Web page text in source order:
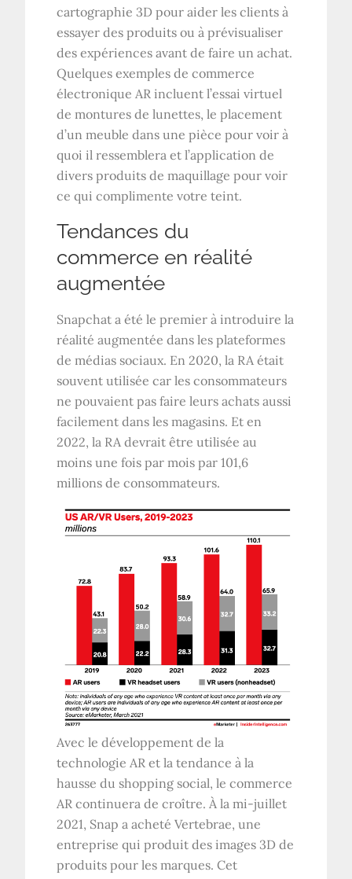
cartographie 3D pour aider les clients à
essayer des produits ou à prévisualiser
des expériences avant de faire un achat.
Quelques exemples de commerce
électronique AR incluent l’essai virtuel
de montures de lunettes, le placement
d’un meuble dans une pièce pour voir à
quoi il ressemblera et l’application de
divers produits de maquillage pour voir
ce qui complimente votre teint.
Tendances du
commerce en réalité
augmentée
Snapchat a été le premier à introduire la
réalité augmentée dans les plateformes
de médias sociaux. En 2020, la RA était
souvent utilisée car les consommateurs
ne pouvaient pas faire leurs achats aussi
facilement dans les magasins. Et en
2022, la RA devrait être utilisée au
moins une fois par mois par 101,6
millions de consommateurs.
Avec le développement de la
technologie AR et la tendance à la
hausse du shopping social, le commerce
AR continuera de croître. À la mi-juillet
2021, Snap a acheté Vertebrae, une
entreprise qui produit des images 3D de
produits pour les marques. Cet